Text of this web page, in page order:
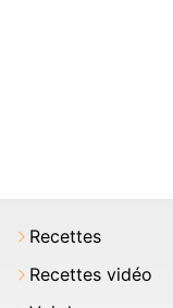
Recettes
Recettes vidéo